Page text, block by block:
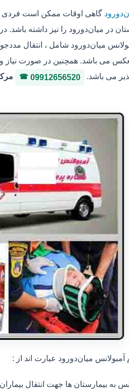
گاهی اوقات ممکن است فردی
در میان‌دورود را نیز داشته باشد.
میان‌دورود شامل ، انتقال مددجو
می باشد. همچنین در صورت نیاز و
می باشد.
09912656520
میان‌دورود عبارت اند از :
به بیمارستان ها جهت انتقال